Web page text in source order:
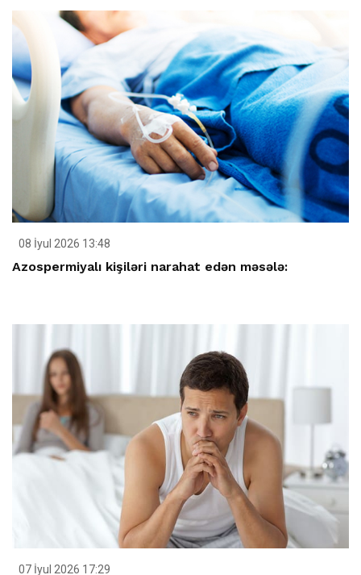
08 İyul 2026 13:48
Azospermiyalı kişiləri narahat edən məsələ:
07 İyul 2026 17:29